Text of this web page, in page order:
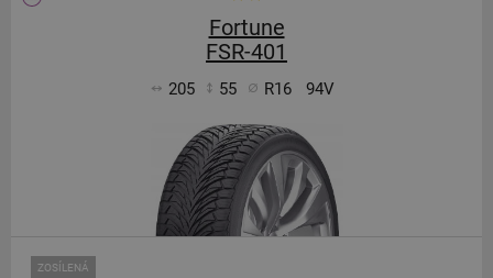
Fortune
FSR-401
205 55 R16 94V
ZOSÍLENÁ